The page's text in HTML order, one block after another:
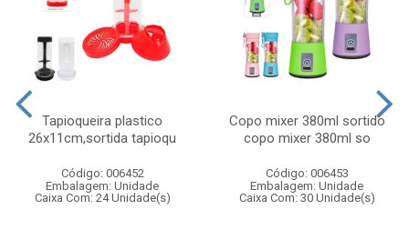
Tapioqueira plastico
26x11cm,sortida tapioqu
Código: 006452
Embalagem: Unidade
Caixa Com: 24 Unidade(s)
Copo mixer 380ml sortido
copo mixer 380ml so
Código: 006453
Embalagem: Unidade
Caixa Com: 30 Unidade(s)